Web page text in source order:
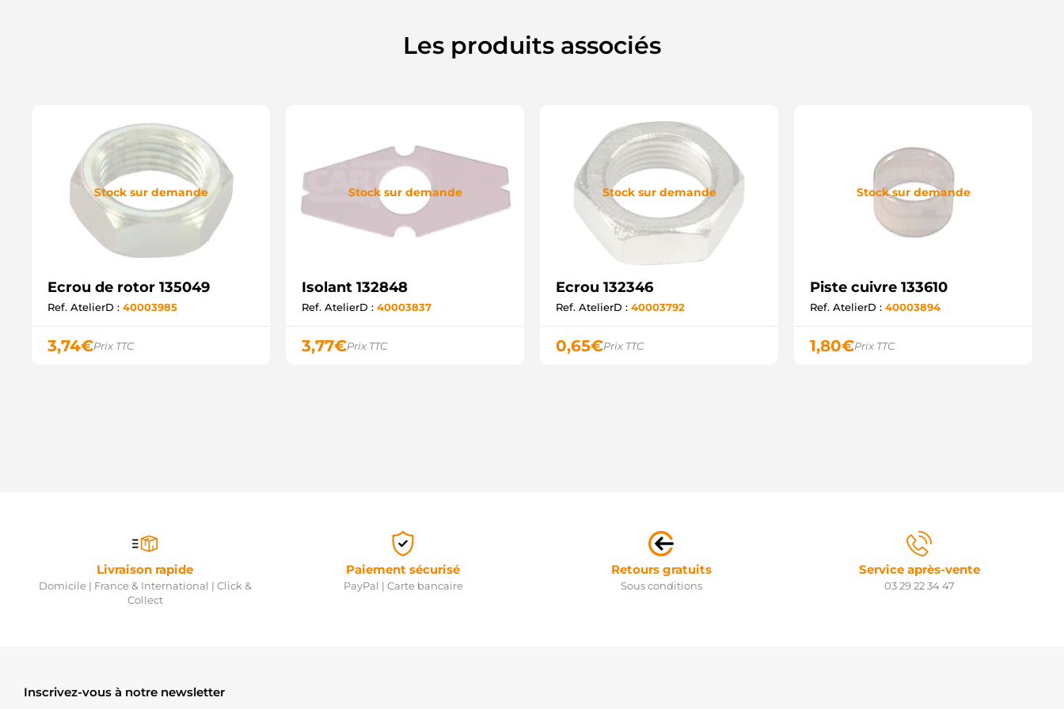
Les produits associés
Stock sur demande
Ecrou de rotor 135049
Ref. AtelierD : 40003985
3,74€Prix TTC
Stock sur demande
Isolant 132848
Ref. AtelierD : 40003837
3,77€Prix TTC
Stock sur demande
Ecrou 132346
Ref. AtelierD : 40003792
0,65€Prix TTC
Stock sur demande
Piste cuivre 133610
Ref. AtelierD : 40003894
1,80€Prix TTC
Livraison rapide
Domicile | France & International | Click &
Collect
Paiement sécurisé
PayPal | Carte bancaire
Retours gratuits
Sous conditions
Service après-vente
03 29 22 34 47
Inscrivez-vous à notre newsletter